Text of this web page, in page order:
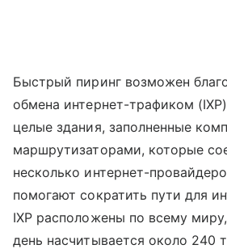
Быстрый пиринг возможен
обмена интернет-трафиком
целые здания, заполненные
маршрутизаторами, которые
несколько интернет-
помогают сократить пути для
IXP расположены по всему
день насчитывается около 240